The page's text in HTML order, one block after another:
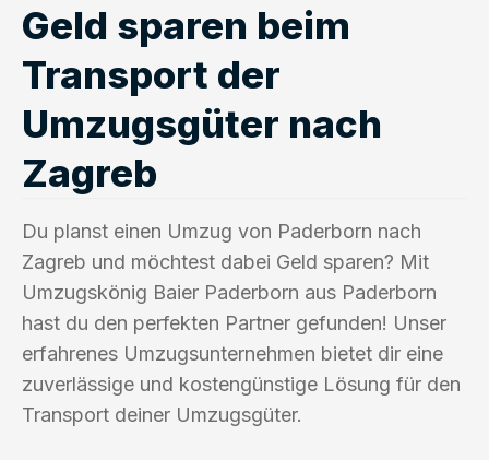
Geld sparen beim
Transport der
Umzugsgüter nach
Zagreb
Du planst einen Umzug von Paderborn nach
Zagreb und möchtest dabei Geld sparen? Mit
Umzugskönig Baier Paderborn aus Paderborn
hast du den perfekten Partner gefunden! Unser
erfahrenes Umzugsunternehmen bietet dir eine
zuverlässige und kostengünstige Lösung für den
Transport deiner Umzugsgüter.